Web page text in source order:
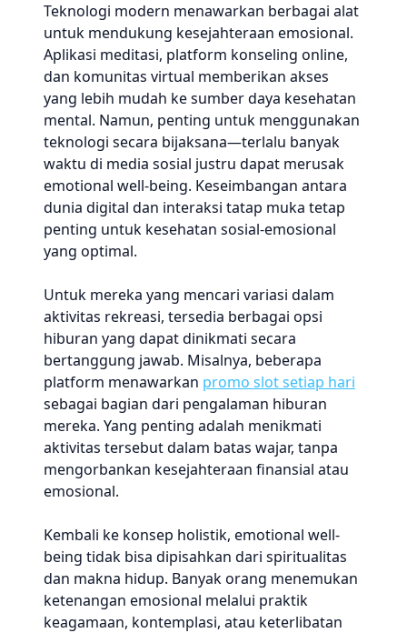
Teknologi modern menawarkan berbagai alat
untuk mendukung kesejahteraan emosional.
Aplikasi meditasi, platform konseling online,
dan komunitas virtual memberikan akses
yang lebih mudah ke sumber daya kesehatan
mental. Namun, penting untuk menggunakan
teknologi secara bijaksana—terlalu banyak
waktu di media sosial justru dapat merusak
emotional well-being. Keseimbangan antara
dunia digital dan interaksi tatap muka tetap
penting untuk kesehatan sosial-emosional
yang optimal.
Untuk mereka yang mencari variasi dalam
aktivitas rekreasi, tersedia berbagai opsi
hiburan yang dapat dinikmati secara
bertanggung jawab. Misalnya, beberapa
platform menawarkan promo slot setiap hari
sebagai bagian dari pengalaman hiburan
mereka. Yang penting adalah menikmati
aktivitas tersebut dalam batas wajar, tanpa
mengorbankan kesejahteraan finansial atau
emosional.
Kembali ke konsep holistik, emotional well-
being tidak bisa dipisahkan dari spiritualitas
dan makna hidup. Banyak orang menemukan
ketenangan emosional melalui praktik
keagamaan, kontemplasi, atau keterlibatan